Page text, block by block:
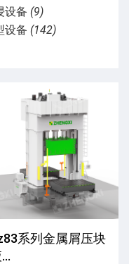
设备 (9)
设备 (142)
系列金属屑压块